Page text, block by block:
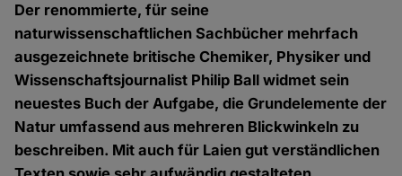
Der renommierte, für seine
naturwissenschaftlichen Sachbücher mehrfach
ausgezeichnete britische Chemiker, Physiker und
Wissenschaftsjournalist Philip Ball widmet sein
neuestes Buch der Aufgabe, die Grundelemente der
Natur umfassend aus mehreren Blickwinkeln zu
beschreiben. Mit auch für Laien gut verständlichen